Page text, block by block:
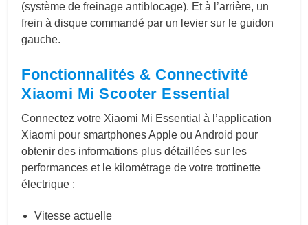
(système de freinage antiblocage). Et à l’arrière, un
frein à disque commandé par un levier sur le guidon
gauche.
Fonctionnalités & Connectivité
Xiaomi Mi Scooter Essential
Connectez votre Xiaomi Mi Essential à l’application
Xiaomi pour smartphones Apple ou Android pour
obtenir des informations plus détaillées sur les
performances et le kilométrage de votre trottinette
électrique :
Vitesse actuelle